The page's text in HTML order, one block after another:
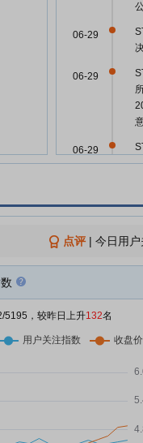
06-29
06-29
06-29
06-13
06-13
06-13
点评| 今日用
/5195，较昨日上升132名